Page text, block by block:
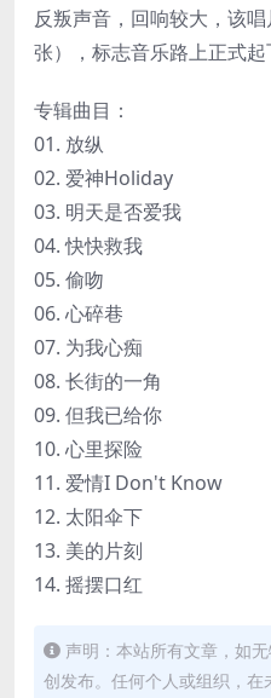
反叛声音，回响较大，该
张），标志音乐路上正式起
专辑曲目：
01. 放纵
02. 爱神Holiday
03. 明天是否爱我
04. 快快救我
05. 偷吻
06. 心碎巷
07. 为我心痴
08. 长街的一角
09. 但我已给你
10. 心里探险
11. 爱情I Don't Know
12. 太阳伞下
13. 美的片刻
14. 摇摆口红
声明：本站所有文章，如
创发布。任何个人或组织，在